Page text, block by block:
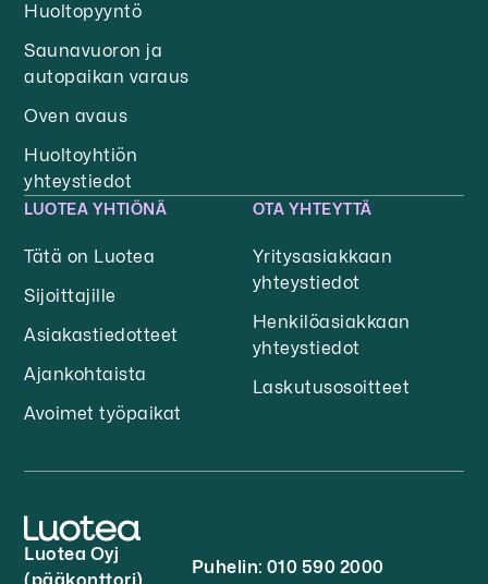
Huoltopyyntö
Saunavuoron ja
autopaikan varaus
Oven avaus
Huoltoyhtiön
yhteystiedot
LUOTEA YHTIÖNÄ
Tätä on Luotea
Sijoittajille
Asiakastiedotteet
Ajankohtaista
Avoimet työpaikat
OTA YHTEYTTÄ
Yritysasiakkaan
yhteystiedot
Henkilöasiakkaan
yhteystiedot
Laskutusosoitteet
Luotea Oyj
Puhelin: 010 590 2000